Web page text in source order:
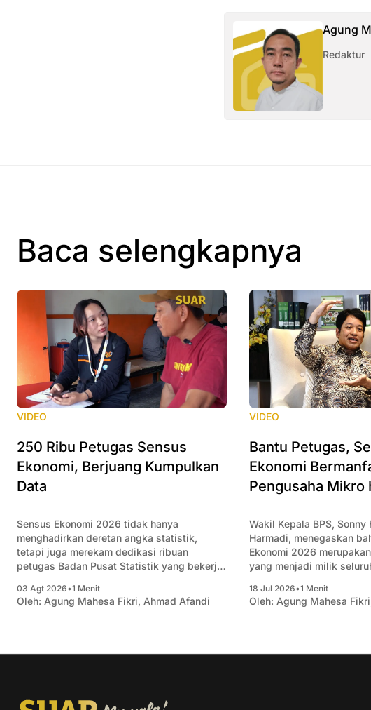
Agung
Redaktur
Baca selengkapnya
VIDEO
250 Ribu Petugas Sensus
Ekonomi, Berjuang Kumpulkan
Data
Sensus Ekonomi 2026 tidak hanya
menghadirkan deretan angka statistik,
tetapi juga merekam dedikasi ribuan
petugas Badan Pusat Statistik yang bekerja
jenis usaha di seluruh Indonesia, mulai dari
usaha rumahan, UMKM, hingga perusahaan
03 Agt 2026•1 Menit
Oleh: Agung Mahesa Fikri, Ahmad Afandi
VIDEO
Bantu Petugas,
Ekonomi
Pengusaha Mikro
Wakil Kepala BPS, Sonny
Harmadi, menegaskan
Ekonomi 2026
yang menjadi milik
menghasilkan data
dan struktur ekonomi
18 Jul 2026•1 Menit
Oleh: Agung Mahesa Fikri